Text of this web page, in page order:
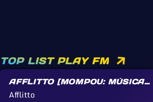
TOP LIST PLAY FM
AFFLITTO [MOMPOU: MÚSICA
CALLADA]
Afflitto